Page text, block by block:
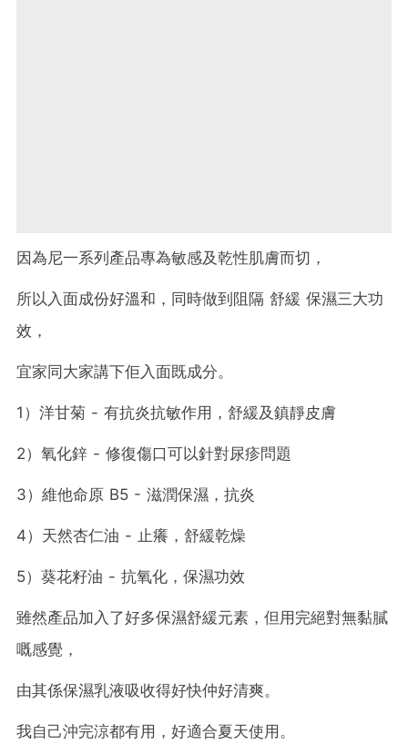
因為尼一系列產品專為敏感及乾性肌膚而切，
所以入面成份好溫和， 同時做到阻隔 舒緩 保濕三大功
效，
宜家同大家講下佢入面既成分。
1）洋甘菊 - 有抗炎抗敏作用，舒緩及鎮靜皮膚
2）氧化鋅 - 修復傷口可以針對尿疹問題
3）維他命原 B5 - 滋潤保濕，抗炎
4）天然杏仁油 - 止癢，舒緩乾燥
5）葵花籽油 - 抗氧化，保濕功效
雖然產品加入了好多保濕舒緩元素，但用完絕對無黏膩
嘅感覺，
由其係保濕乳液吸收得好快仲好清爽。
我自己沖完涼都有用， 好適合夏天使用。